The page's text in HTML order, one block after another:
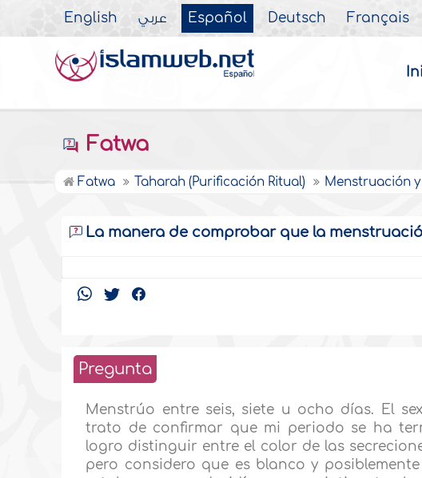
English عربي Español Deutsch Français
Fatwa
Fatwa Taharah (Purificación Ritual) Menstruación
La manera de comprobar que la
Pregunta
Menstrúo entre seis, siete u ocho días. El
trato de confirmar que mi periodo se ha
logro distinguir entre el color de las
pero considero que es blanco y